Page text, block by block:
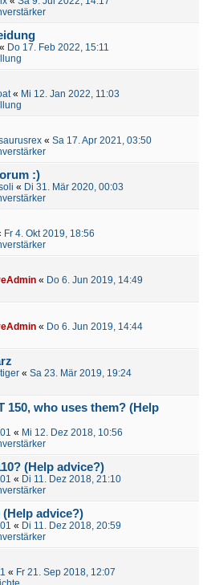
« Do 17. Feb 2022, 15:11
« Mi 12. Jan 2022, 11:03
« Sa 17. Apr 2021, 03:50
:)
« Di 31. Mär 2020, 00:03
Fr 4. Okt 2019, 18:56
« Do 6. Jun 2019, 14:49
« Do 6. Jun 2019, 14:44
« Sa 23. Mär 2019, 19:24
150, who uses them? (Help
« Mi 12. Dez 2018, 10:56
(Help advice?)
« Di 11. Dez 2018, 21:10
(Help advice?)
« Di 11. Dez 2018, 20:59
« Fr 21. Sep 2018, 12:07